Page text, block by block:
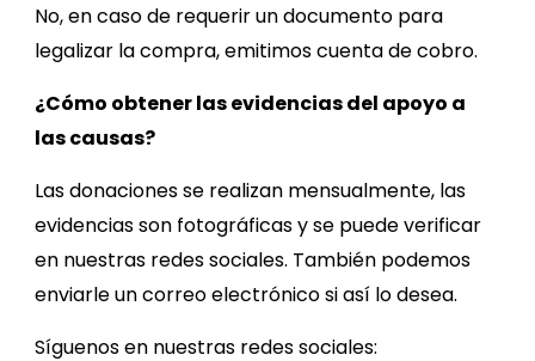
No, en caso de requerir un documento para
legalizar la compra, emitimos cuenta de cobro.
¿Cómo obtener las evidencias del apoyo a
las causas?
Las donacionesse realizan mensualmente, las
evidencias son fotográficas y se puedeverificar
en nuestras redes sociales. También podemos
enviarle un correo electrónico si así lo desea.
Síguenos en nuestras redes sociales: